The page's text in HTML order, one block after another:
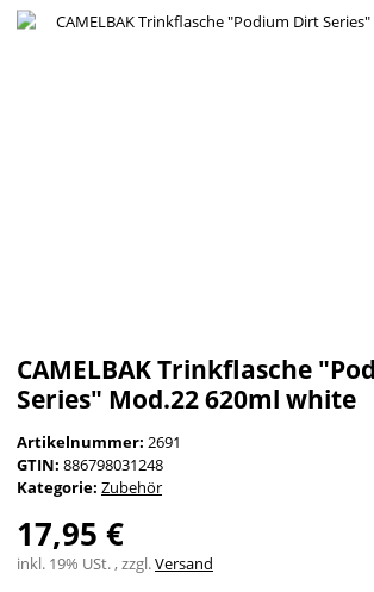
CAMELBAK Trinkflasche
Series" Mod.22 620ml white
Artikelnummer: 2691
GTIN: 886798031248
Kategorie: Zubehör
17,95 €
inkl. 19% USt. , zzgl.Versand